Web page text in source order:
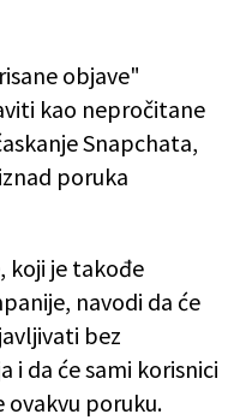
objave"
kao nepročitane
Snapchata,
poruka
koji je takođe
navodi da će
bez
i da će sami korisnici
ovakvu poruku.